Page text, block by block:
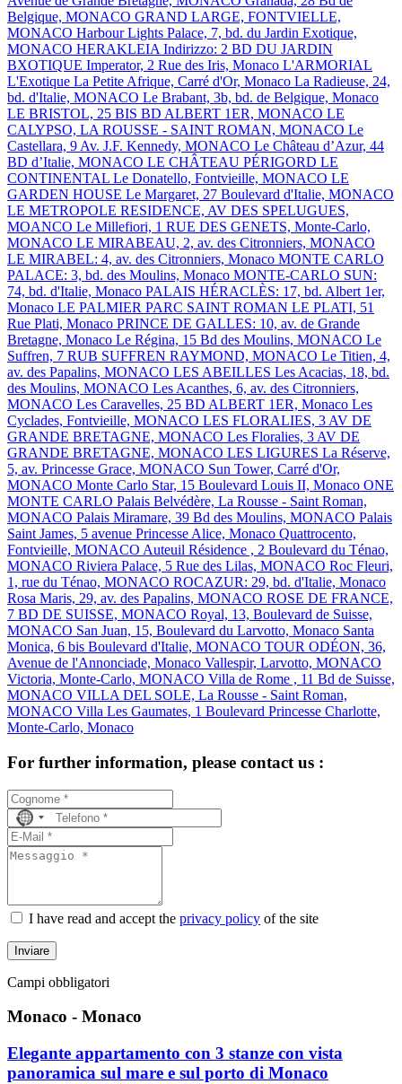
Belgique, MONACO GRAND LARGE, FONTVIELLE,
MONACO Harbour Lights Palace, 7, bd. du Jardin Exotique,
MONACO HERAKLEIA Indirizzo: 2 BD DU JARDIN
BXOTIQUE Imperator, 2 Rue des Iris, Monaco L'ARMORIAL
L'Exotique La Petite Afrique, Carré d'Or, Monaco La Radieuse, 24,
bd. d'Italie, MONACO Le Brabant, 3b, bd. de Belgique, Monaco
LE BRISTOL, 25 BIS BD ALBERT 1ER, MONACO LE
CALYPSO, LA ROUSSE - SAINT ROMAN, MONACO Le
Castellara, 9 Av. J.F. Kennedy, MONACO Le Château d’Azur, 44
BD d’Italie, MONACO LE CHÂTEAU PÉRIGORD LE
CONTINENTAL Le Donatello, Fontvieille, MONACO LE
GARDEN HOUSE Le Margaret, 27 Boulevard d'Italie, MONACO
LE METROPOLE RESIDENCE, AV DES SPELUGUES,
MOANCO Le Millefiori, 1 RUE DES GENETS, Monte-Carlo,
MONACO LE MIRABEAU, 2, av. des Citronniers, MONACO
LE MIRABEL: 4, av. des Citronniers, Monaco MONTE CARLO
PALACE: 3, bd. des Moulins, Monaco MONTE-CARLO SUN:
74, bd. d'Italie, Monaco PALAIS HÉRACLÈS: 17, bd. Albert 1er,
Monaco LE PALMIER PARC SAINT ROMAN LE PLATI, 51
Rue Plati, Monaco PRINCE DE GALLES: 10, av. de Grande
Bretagne, Monaco Le Régina, 15 Bd des Moulins, MONACO Le
Suffren, 7 RUB SUFFREN RAYMOND, MONACO Le Titien, 4,
av. des Papalins, MONACO LES ABEILLES Les Acacias, 18, bd.
des Moulins, MONACO Les Acanthes, 6, av. des Citronniers,
MONACO Les Caravelles, 25 BD ALBERT 1ER, Monaco Les
Cyclades, Fontvieille, MONACO LES FLORALIES, 3 AV DE
GRANDE BRETAGNE, MONACO Les Floralies, 3 AV DE
GRANDE BRETAGNE, MONACO LES LIGURES La Réserve,
5, av. Princesse Grace, MONACO Sun Tower, Carré d'Or,
MONACO Monte Carlo Star, 15 Boulevard Louis II, Monaco ONE
MONTE CARLO Palais Belvédère, La Rousse - Saint Roman,
MONACO Palais Miramare, 39 Bd des Moulins, MONACO Palais
Saint James, 5 avenue Princesse Alice, Monaco Quattrocento,
Fontvieille, MONACO Auteuil Résidence , 2 Boulevard du Ténao,
MONACO Riviera Palace, 5 Rue des Lilas, MONACO Roc Fleuri,
1, rue du Ténao, MONACO ROCAZUR: 29, bd. d'Italie, Monaco
Rosa Maris, 29, av. des Papalins, MONACO ROSE DE FRANCE,
7 BD DE SUISSE, MONACO Royal, 13, Boulevard de Suisse,
MONACO San Juan, 15, Boulevard du Larvotto, Monaco Santa
Monica, 6 bis Boulevard d'Italie, MONACO TOUR ODÉON, 36,
Avenue de l'Annonciade, Monaco Vallespir, Larvotto, MONACO
Victoria, Monte-Carlo, MONACO Villa de Rome , 11 Bd de Suisse,
MONACO VILLA DEL SOLE, La Rousse - Saint Roman,
MONACO Villa Les Gaumates, 1 Boulevard Princesse Charlotte,
Monte-Carlo, Monaco
For further information, please contact us :
No
country
selected
I have read and accept the privacy policy of the site
Inviare
Campi obbligatori
Monaco - Monaco
Elegante appartamento con 3 stanze con vista
panoramica sul mare e sul porto di Monaco